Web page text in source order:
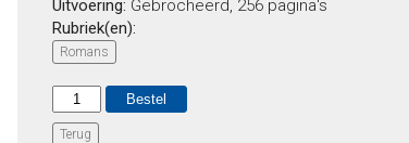
Uitvoering: Gebrocheerd, 256 pagina's
Rubriek(en):
Romans
Terug